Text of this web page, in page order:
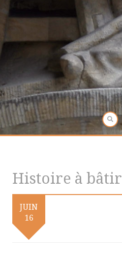
Histoire à bâtir
JUIN
16